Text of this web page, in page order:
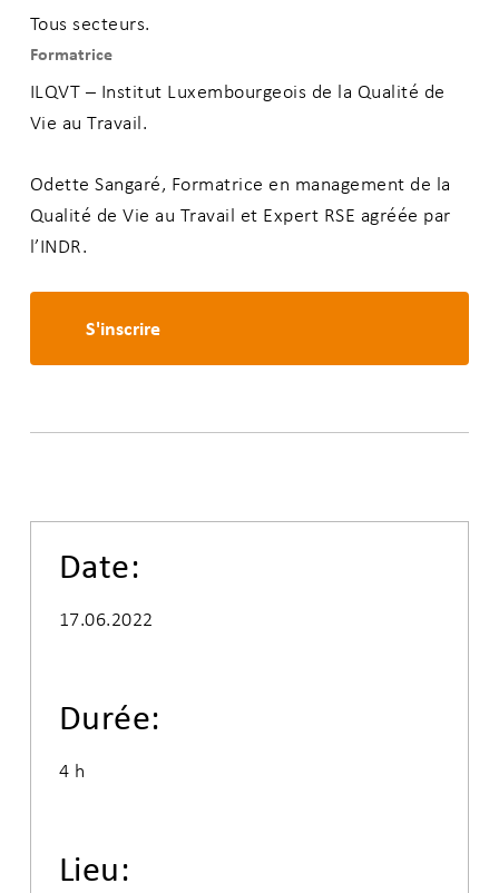
Tous secteurs.
Formatrice
ILQVT – Institut Luxembourgeois de la Qualité de
Vie au Travail.
Odette Sangaré, Formatrice en management de la
Qualité de Vie au Travail et Expert RSE agréée par
l’INDR.
S'inscrire
Date:
17.06.2022
Durée:
4 h
Lieu: